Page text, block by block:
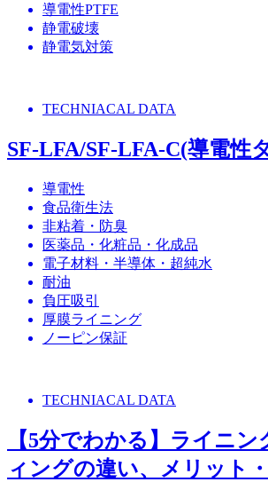
導電性PTFE
静電破壊
静電気対策
TECHNIACAL DATA
SF-LFA/SF-LFA-C(導電性
導電性
食品衛生法
非粘着・防臭
医薬品・化粧品・化成品
電子材料・半導体・超純水
耐油
負圧吸引
厚膜ライニング
ノーピン保証
TECHNIACAL DATA
【5分でわかる】ライニ
ィングの違い、メリット